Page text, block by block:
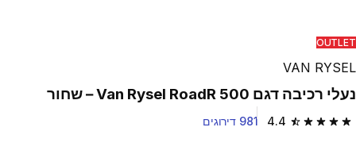
Play Video
OUTLET
VAN RYSEL
נעלי רכיבה דגם Van Rysel RoadR 500 – שחור
4.4 4.4 out of 5 stars from 981 reviews 981 דירוגים